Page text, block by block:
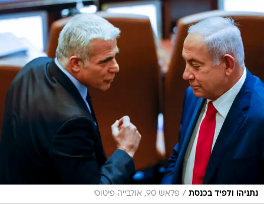
נתניהו ולפיד בכנסת / פלאש 90, אולבייה פיטוסי